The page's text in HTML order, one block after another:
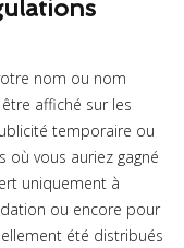
nom ou nom
affiché sur les
temporaire ou
où vous auriez gagné
uniquement à
ou encore pour
été distribués